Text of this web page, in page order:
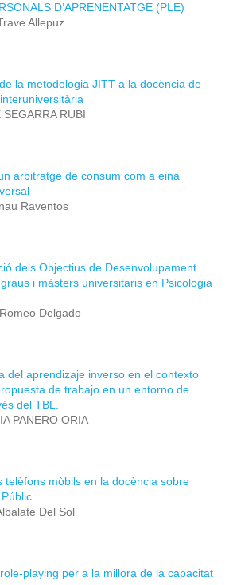
D’APRENENTATGE (PLE)
Allepuz
la metodologia JITT a la docència de
RUBI
arbitratge de consum com a eina
Raventos
dels Objectius de Desenvolupament
i màsters universitaris en Psicologia
Delgado
del aprendizaje inverso en el contexto
de trabajo en un entorno de
del TBL.
PANERO ORIA
telèfons mòbils en la docència sobre
Del Sol
playing per a la millora de la capacitat